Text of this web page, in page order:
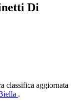
Di
classifica aggiornata
.